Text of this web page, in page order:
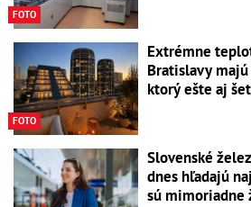
FOTO
FOTO
Extrémne
Bratislavy
ktorý ešte aj
Slovenské
dnes hľadajú
sú mimoriadne